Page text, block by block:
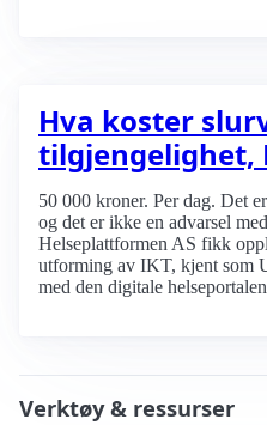
Hva koster
tilgjengelighet,
50 000 kroner. Per dag. Det
og det er ikke en advarsel
Helseplattformen AS fikk
utforming av IKT, kjent som
med den digitale
Verktøy & ressurser